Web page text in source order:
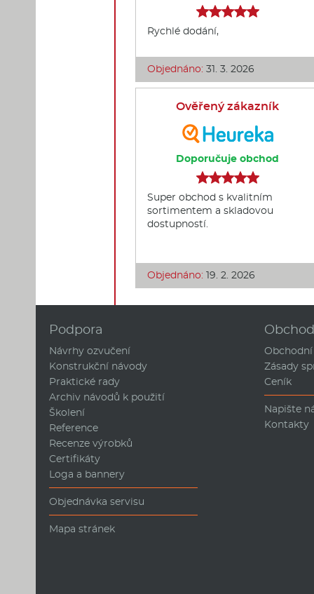
Rychlé dodání,
Objednáno: 31. 3. 2026
Ověřený zákazník
Doporučuje obchod
Super obchod s kvalitním
sortimentem a skladovou
dostupností.
Objednáno: 19. 2. 2026
Podpora
Návrhy ozvučení
Konstrukční návody
Praktické rady
Archiv návodů k použití
Školení
Reference
Recenze výrobků
Certifikáty
Loga a bannery
Objednávka servisu
Mapa stránek
Zásady
Ceník
Napište
Kontakty